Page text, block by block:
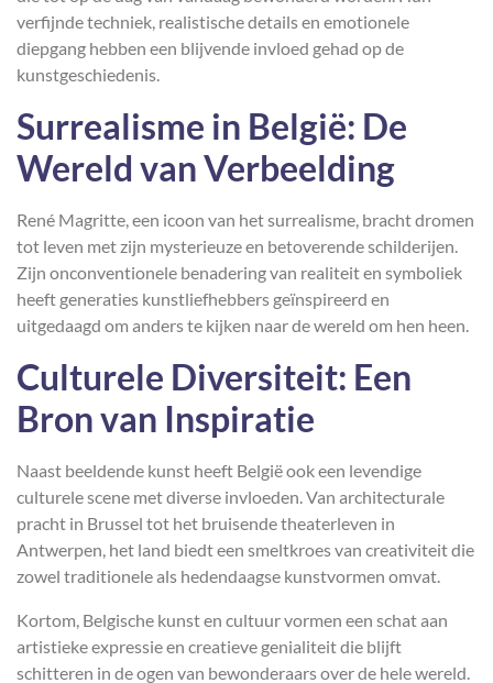
verfijnde techniek, realistische details en emotionele
diepgang hebben een blijvende invloed gehad op de
kunstgeschiedenis.
Surrealisme in België: De
Wereld van Verbeelding
René Magritte, een icoon van het surrealisme, bracht dromen
tot leven met zijn mysterieuze en betoverende schilderijen.
Zijn onconventionele benadering van realiteit en symboliek
heeft generaties kunstliefhebbers geïnspireerd en
uitgedaagd om anders te kijken naar de wereld om hen heen.
Culturele Diversiteit: Een
Bron van Inspiratie
Naast beeldende kunst heeft België ook een levendige
culturele scene met diverse invloeden. Van architecturale
pracht in Brussel tot het bruisende theaterleven in
Antwerpen, het land biedt een smeltkroes van creativiteit die
zowel traditionele als hedendaagse kunstvormen omvat.
Kortom, Belgische kunst en cultuur vormen een schat aan
artistieke expressie en creatieve genialiteit die blijft
schitteren in de ogen van bewonderaars over de hele wereld.